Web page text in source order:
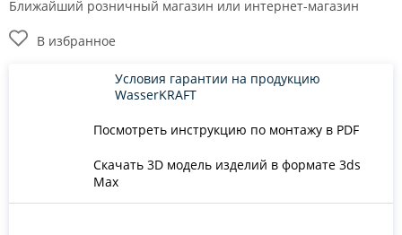
Ближайший розничный магазин или интернет-магазин
В избранное
Посмотреть инструкцию по монтажу в PDF
Скачать 3D модель изделий в формате 3ds
Max
Условия гарантии на продукцию
WasserKRAFT